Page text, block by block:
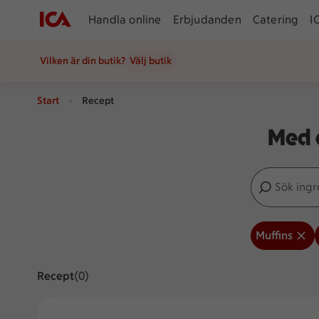
Handla online Erbjudanden Catering
Vilken är din butik? Välj butik
Start Recept
Med
Sök
Inga förslag
Muffins
ReceptVisar 0 stycken
(0)